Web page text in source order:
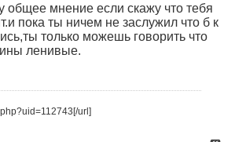
мнение если скажу что тебя
пока ты ничем не заслужил что б к
только можешь говорить что
ленивые.
url]